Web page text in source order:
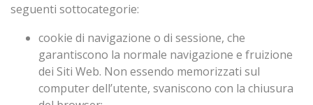
seguenti sottocategorie:
cookie di navigazione o di sessione, che
garantiscono la normale navigazione e fruizione
dei Siti Web. Non essendo memorizzati sul
computer dell’utente, svaniscono con la chiusura